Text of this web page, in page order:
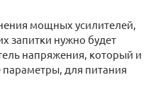
мощных усилителей,
запитки нужно будет
напряжения, который и
параметры, для питания